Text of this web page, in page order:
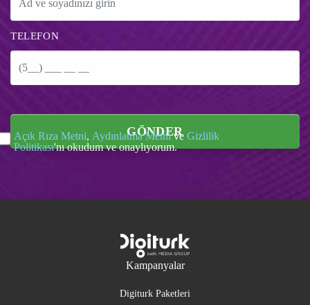
TELEFON
GÖNDER
Açık Rıza Metni, Aydınlatma Metnive Gizlilik
Politikası'nı okudum ve onaylıyorum.
Kampanyalar
Digiturk Paketleri